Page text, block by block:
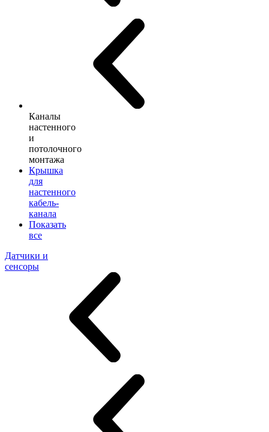
Каналы
настенного
и
потолочного
монтажа
Крышка
для
настенного
кабель-
канала
Показать
все
Датчики и
сенсоры